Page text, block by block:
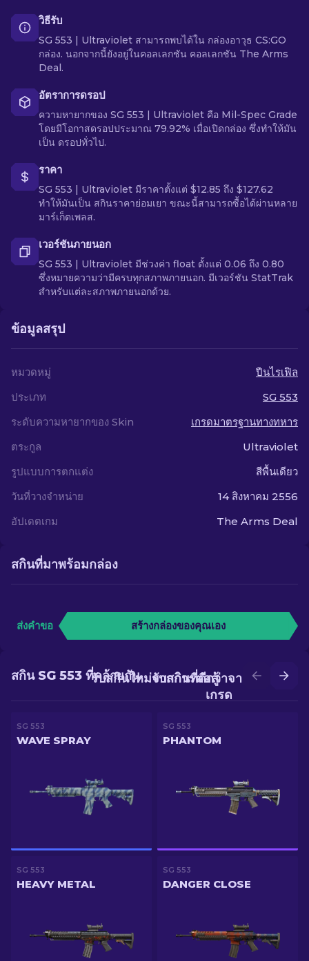
วิธีรับ
SG 553 | Ultraviolet สามารถพบได้ใน กล่องอาวุธ CS:GO
กล่อง. นอกจากนี้ยังอยู่ในคอลเลกชัน คอลเลกชัน The Arms
Deal.
อัตราการดรอป
ความหายากของ SG 553 | Ultraviolet คือ Mil-Spec Grade
โดยมีโอกาสดรอปประมาณ 79.92% เมื่อเปิดกล่อง ซึ่งทำให้มัน
เป็น ดรอปทั่วไป.
ราคา
SG 553 | Ultraviolet มีราคาตั้งแต่ $12.85 ถึง $127.62
ทำให้มันเป็น สกินราคาย่อมเยา ขณะนี้สามารถซื้อได้ผ่านหลาย
มาร์เก็ตเพลส.
เวอร์ชันภายนอก
SG 553 | Ultraviolet มีช่วงค่า float ตั้งแต่ 0.06 ถึง 0.80
ซึ่งหมายความว่ามีครบทุกสภาพภายนอก. มีเวอร์ชัน StatTrak
สำหรับแต่ละสภาพภายนอกด้วย.
ข้อมูลสรุป
หมวดหมู่
ปืนไรเฟิล
ประเภท
SG 553
ระดับความหายากของ Skin
เกรดมาตรฐานทางทหาร
ตระกูล
Ultraviolet
รูปแบบการตกแต่ง
สีพื้นเดียว
วันที่วางจำหน่าย
14 สิงหาคม 2556
อัปเดตเกม
The Arms Deal
สกินที่มาพร้อมกล่อง
ส่งคำขอ สร้างกล่องของคุณเอง
รับสกินที่ดีกว่าจากการอัป
เกรด
รับสกินใหม่จากการต่อสู้
สกิน SG 553 ที่คล้ายกัน
SG 553
WAVE SPRAY
SG 553
PHANTOM
SG 553
HEAVY METAL
SG 553
DANGER CLOSE